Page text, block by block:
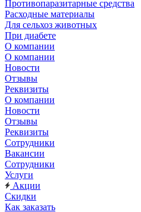
Противопаразитарные средства
Расходные материалы
Для сельхоз животных
При диабете
О компании
О компании
Новости
Отзывы
Реквизиты
О компании
Новости
Отзывы
Реквизиты
Сотрудники
Вакансии
Сотрудники
Услуги
Акции
Скидки
Как заказать